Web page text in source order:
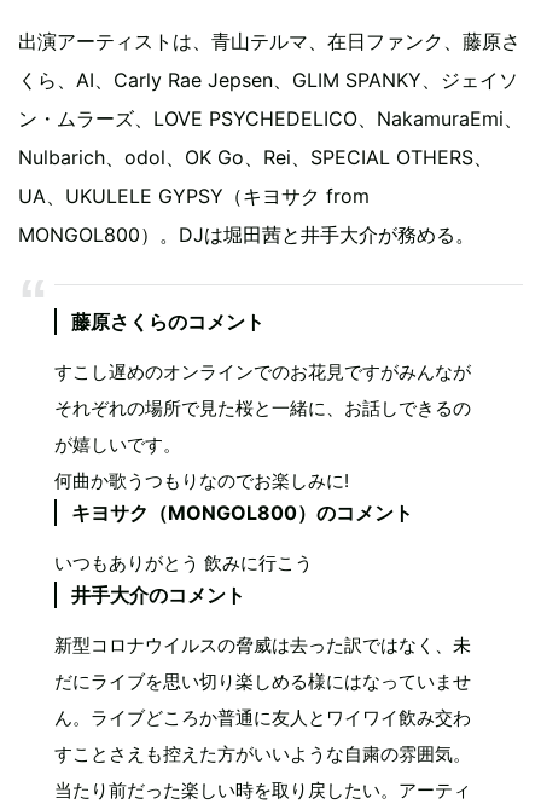
出演アーティストは、青山テルマ、在日ファンク、藤原さ
くら、AI、Carly Rae Jepsen、GLIM SPANKY、ジェイソ
ン・ムラーズ、LOVE PSYCHEDELICO、NakamuraEmi、
Nulbarich、odol、OK Go、Rei、SPECIAL OTHERS、
UA、UKULELE GYPSY（キヨサク from
MONGOL800）。DJは堀田茜と井手大介が務める。
藤原さくらのコメント
すこし遅めのオンラインでのお花見ですがみんなが
それぞれの場所で見た桜と一緒に、お話しできるの
が嬉しいです。
何曲か歌うつもりなのでお楽しみに!
キヨサク（MONGOL800）のコメント
いつもありがとう 飲みに行こう
井手大介のコメント
新型コロナウイルスの脅威は去った訳ではなく、未
だにライブを思い切り楽しめる様にはなっていませ
ん。ライブどころか普通に友人とワイワイ飲み交わ
すことさえも控えた方がいいような自粛の雰囲気。
当たり前だった楽しい時を取り戻したい。アーティ